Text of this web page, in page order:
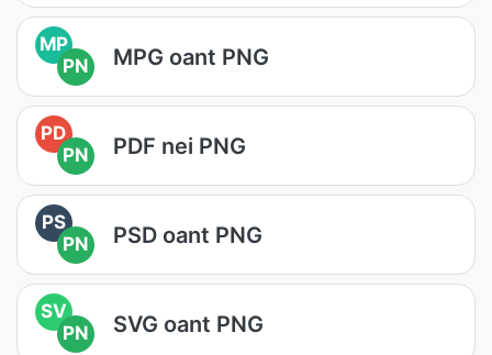
MP
PN
MPG oant PNG
PD
PN
PDF nei PNG
PS
PN
PSD oant PNG
SV
PN
SVG oant PNG